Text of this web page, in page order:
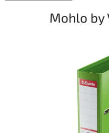
Mohlo by